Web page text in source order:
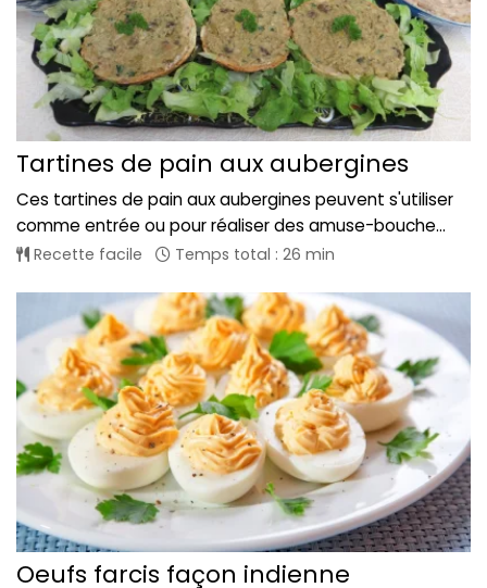
Tartines de pain aux aubergines
Ces tartines de pain aux aubergines peuvent s'utiliser
comme entrée ou pour réaliser des amuse-bouche...
Recette facile Temps total : 26 min
Oeufs farcis façon indienne